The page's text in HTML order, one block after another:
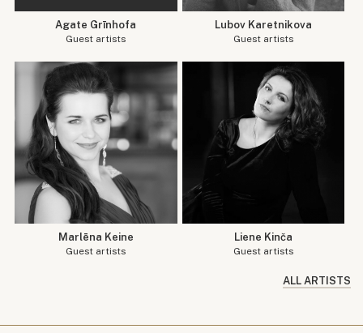
Agate Grīnhofa
Guest artists
Lubov Karetnikova
Guest artists
Marlēna Keine
Guest artists
Liene Kinča
Guest artists
ALL ARTISTS